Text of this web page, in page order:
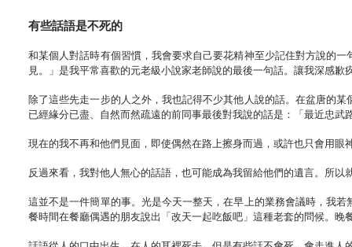
有些話語是不死的
和某個人對話時有個習慣，我會要求自己要花精神至少記住對方說的
見。」是我平常喜歡的元老級小說家老師說的最後一句話。讓我深感
除了這些先走一步的人之外，我也記得不少其他人說的話。在盆唐的
已經緣分已盡、自然而然疏遠的前同事最後對我說的話是：「最近忠武
現在的我不再和他們見面，即使偶然在路上擦身而過，或許也只會用
反過來看，我對他人無心的話語，也可能成為我留給他們的遺言。所
這並不是一件簡單的事。光是今天一整天，在早上的業務會議時，我
餐時間在餐廳偶遇的朋友說出「改天一起吃飯吧」這種老套的問候。